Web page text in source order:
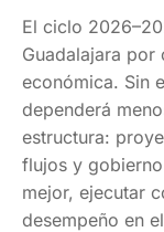
El ciclo
Guadalajara
económica. Sin
dependerá
estructura:
flujos y
mejor, ejecutar
desempeño en